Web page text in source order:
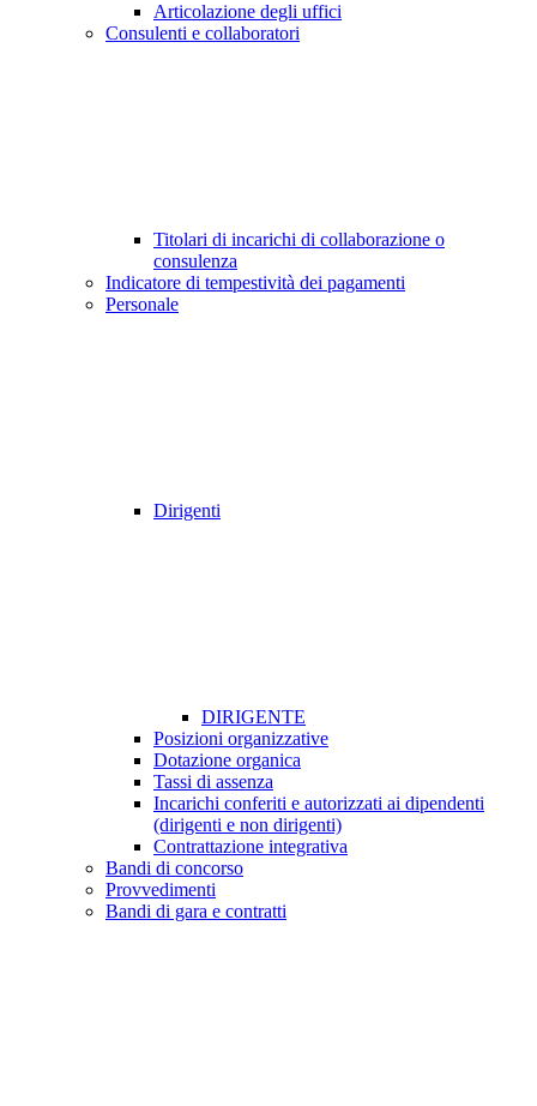
Articolazione degli uffici
Consulenti e collaboratori
Titolari di incarichi di collaborazione o
consulenza
Indicatore di tempestività dei pagamenti
Personale
Dirigenti
DIRIGENTE
Posizioni organizzative
Dotazione organica
Tassi di assenza
Incarichi conferiti e autorizzati ai dipendenti
(dirigenti e non dirigenti)
Contrattazione integrativa
Bandi di concorso
Provvedimenti
Bandi di gara e contratti